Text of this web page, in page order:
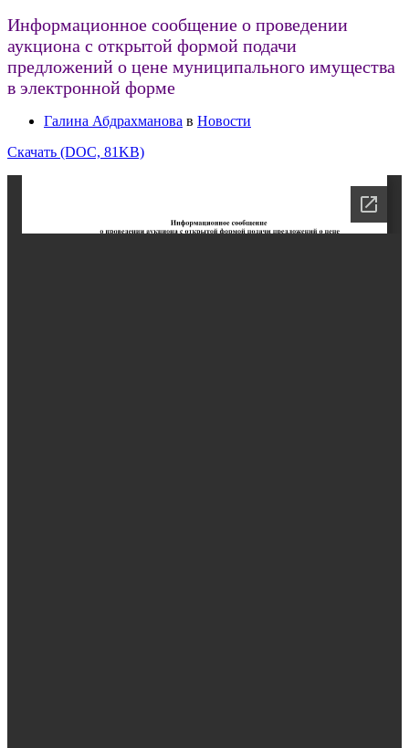
Информационное сообщение о проведении
аукциона с открытой формой подачи
предложений о цене муниципального имущества
в электронной форме
Галина Абдрахманова в Новости
Скачать (DOC, 81KB)